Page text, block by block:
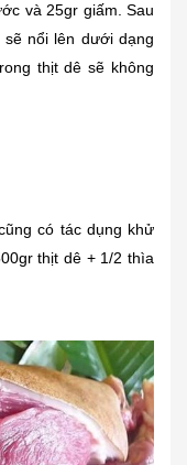
và 25gr giấm. Sau
nổi lên dưới dạng
thịt dê sẽ không
có tác dụng khử
thịt dê + 1/2 thìa